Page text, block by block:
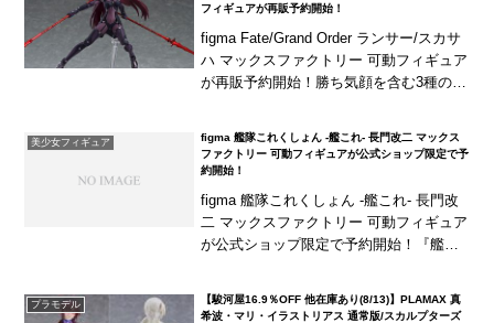
フィギュアが再販予約開始！
figma Fate/Grand Order ランサー/スカサ
ハ マックスファクトリー 可動フィギュア
が再販予約開始！勝ち気顔を含む3種の表
美少女フィギュア
figma 艦隊これくしょん -艦これ- 長門改二 マックス
ファクトリー 可動フィギュアが公式ショップ限定で予
約開始！
figma 艦隊これくしょん -艦これ- 長門改
二 マックスファクトリー 可動フィギュア
が公式ショップ限定で予約開始！『艦隊
プラモデル
【駿河屋16.9％OFF 他在庫あり(8/13)】PLAMAX 真
希波・マリ・イラストリアス 通常版/スカルプターズ